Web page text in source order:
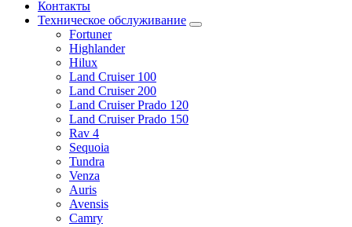
Контакты
Техническое обслуживание
Fortuner
Highlander
Hilux
Land Cruiser 100
Land Cruiser 200
Land Cruiser Prado 120
Land Cruiser Prado 150
Rav 4
Sequoia
Tundra
Venza
Auris
Avensis
Camry